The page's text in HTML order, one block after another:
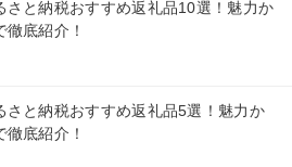
さと納税おすすめ返礼品10選！魅力か
徹底紹介！
さと納税おすすめ返礼品5選！魅力か
徹底紹介！